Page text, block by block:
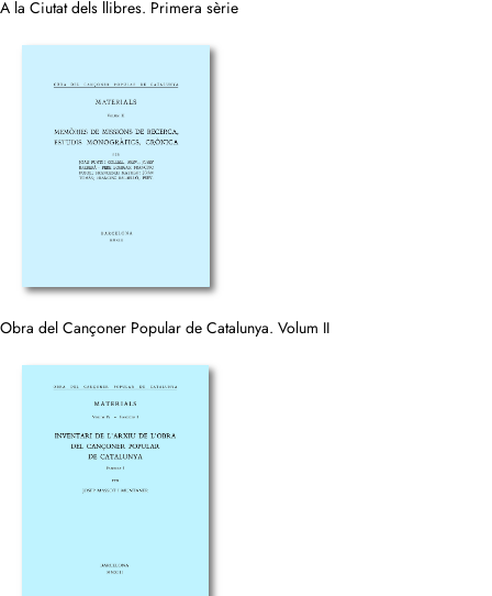
A la Ciutat dels llibres. Primera sèrie
Obra del Cançoner Popular de Catalunya. Volum II